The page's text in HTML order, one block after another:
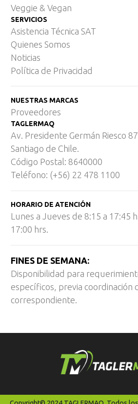
Veggie & Vegan
SERVICIOS
Asistencia Técnica SAT
Quienes Somos
Noticias
Política de Privacidad
NUESTRAS MARCAS
Proveedores
TAGLERMAQ
Av. Presidente Germán Riesco
Santiago de Chile.
Código Postal: 8640000
Teléfono: (+56) 22 478 1100
HORARIO DE ATENCIÓN
Lunes a Jueves de 8:15 a 17:45
17:00 hrs.
FINES DE SEMANA:
Disponibilidad para
específicos, previa coordinación
correspondiente.